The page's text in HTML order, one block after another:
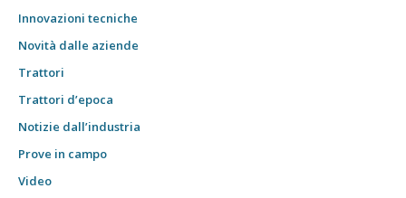
Innovazioni tecniche
Novità dalle aziende
Trattori
Trattori d’epoca
Notizie dall’industria
Prove in campo
Video